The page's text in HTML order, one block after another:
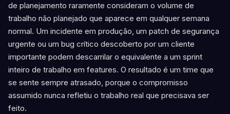
de planejamento raramente consideram o volume de
trabalho não planejado que aparece em qualquer semana
normal. Um incidente em produção, um patch de segurança
urgente ou um bug crítico descoberto por um cliente
importante podem descarrilar o equivalente a um sprint
inteiro de trabalho em features. O resultado é um time que
se sente sempre atrasado, porque o compromisso
assumido nunca refletiu o trabalho real que precisava ser
feito.